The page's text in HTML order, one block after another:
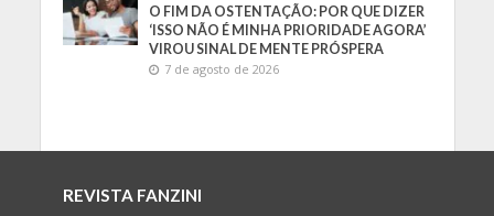
O FIM DA OSTENTAÇÃO: POR QUE DIZER
‘ISSO NÃO É MINHA PRIORIDADE AGORA’
VIROU SINAL DE MENTE PRÓSPERA
7 de agosto de 2026
REVISTA FANZINI